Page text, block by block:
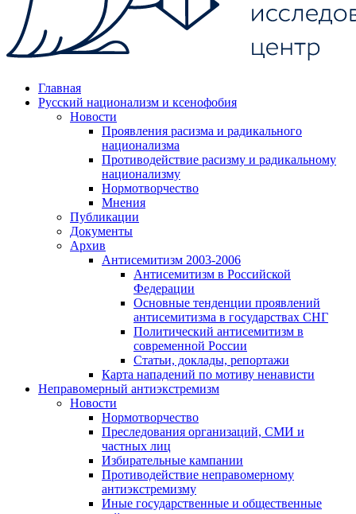
Главная
Русский национализм и ксенофобия
Новости
Проявления расизма и радикального
национализма
Противодействие расизму и радикальному
национализму
Нормотворчество
Мнения
Публикации
Документы
Архив
Антисемитизм 2003-2006
Антисемитизм в Российской
Федерации
Основные тенденции проявлений
антисемитизма в государствах СНГ
Политический антисемитизм в
современной России
Статьи, доклады, репортажи
Карта нападений по мотиву ненависти
Неправомерный антиэкстремизм
Новости
Нормотворчество
Преследования организаций, СМИ и
частных лиц
Избирательные кампании
Противодействие неправомерному
антиэкстремизму
Иные государственные и общественные